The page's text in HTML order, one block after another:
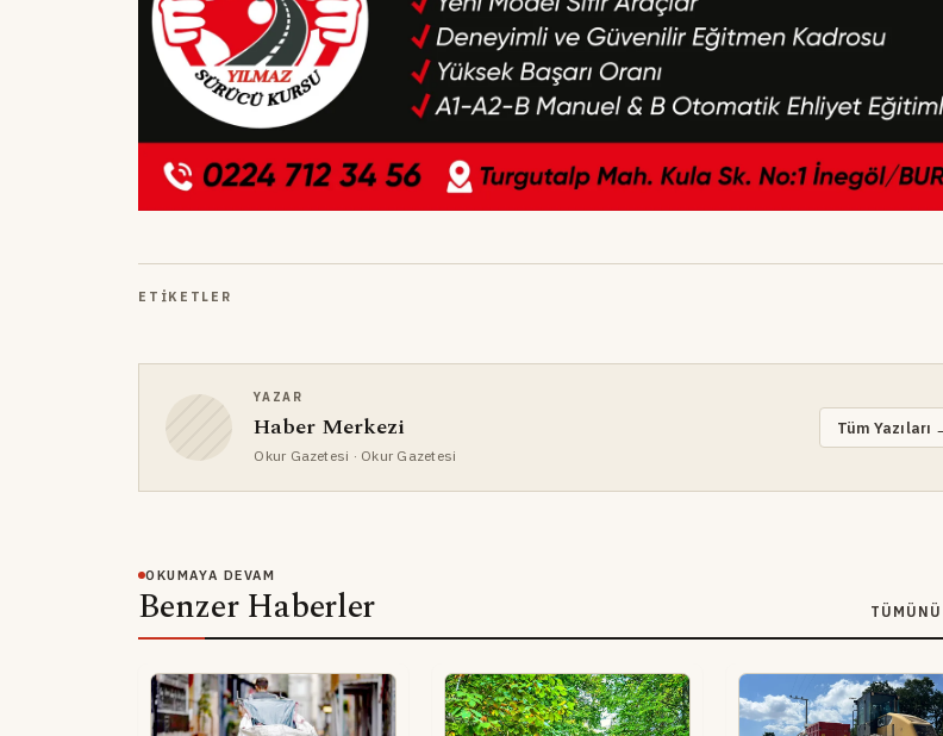
ETIKETLER
YAZAR
Haber Merkezi
Okur Gazetesi · Okur Gazetesi
Tüm Yazıları
OKUMAYA DEVAM
Benzer Haberler TÜMÜNÜ